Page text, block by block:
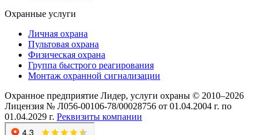
Охранные услуги
Личная охрана
Пультовая охрана
Физическая охрана
Группа быстрого реагирования
Монтаж охранной сигнализации
Охранное предприятие Лидер, услуги охраны © 2010–2026
Лицензия № Л056-00106-78/00028756 от 01.04.2004 г. по
01.04.2029 г. Реквизиты компании